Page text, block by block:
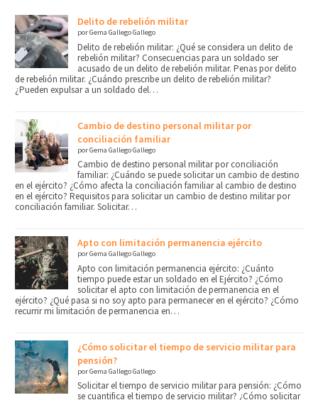
Delito de rebelión militar
por Gema Gallego Gallego
Delito de rebelión militar: ¿Qué se considera un delito de
rebelión militar? Consecuencias para un soldado ser
acusado de un delito de rebelión militar. Penas por delito
de rebelión militar. ¿Cuándo prescribe un delito de rebelión militar?
¿Pueden expulsar a un soldado del…
Cambio de destino personal militar por
conciliación familiar
por Gema Gallego Gallego
Cambio de destino personal militar por conciliación
familiar: ¿Cuándo se puede solicitar un cambio de destino
en el ejército? ¿Cómo afecta la conciliación familiar al cambio de destino
en el ejército? Requisitos para solicitar un cambio de destino militar por
conciliación familiar. Solicitar…
Apto con limitación permanencia ejército
por Gema Gallego Gallego
Apto con limitación permanencia ejército: ¿Cuánto
tiempo puede estar un soldado en el Ejército? ¿Cómo
solicitar el apto con limitación de permanencia en el
ejército? ¿Qué pasa si no soy apto para permanecer en el ejército? ¿Cómo
recurrir mi limitación de permanencia en…
¿Cómo solicitar el tiempo de servicio militar para
pensión?
por Gema Gallego Gallego
Solicitar el tiempo de servicio militar para pensión: ¿Cómo
se cuantifica el tiempo de servicio militar? ¿Cómo solicitar